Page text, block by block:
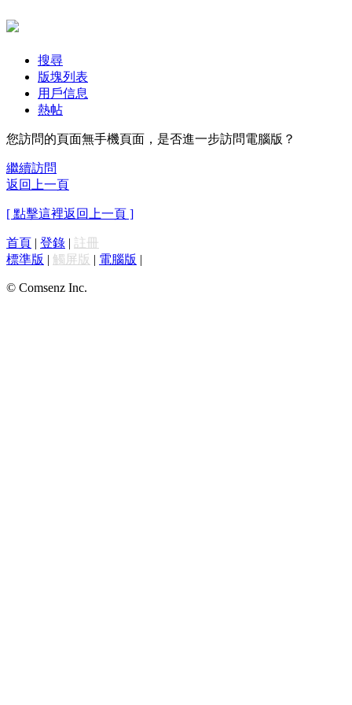
搜尋
版塊列表
用戶信息
熱帖
您訪問的頁面無手機頁面，是否進一步訪問電腦版？
繼續訪問
返回上一頁
[ 點擊這裡返回上一頁 ]
首頁 | 登錄 | 註冊
標準版 | 觸屏版 | 電腦版 |
© Comsenz Inc.